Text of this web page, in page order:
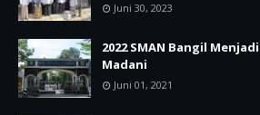
Juni 30, 2023
2022 SMAN Bangil
Madani
Juni 01, 2021